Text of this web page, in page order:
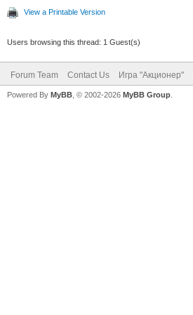
View a Printable Version
Users browsing this thread: 1 Guest(s)
Forum Team Contact Us Игра "Акционер"
Powered By MyBB , © 2002-2026 MyBB Group